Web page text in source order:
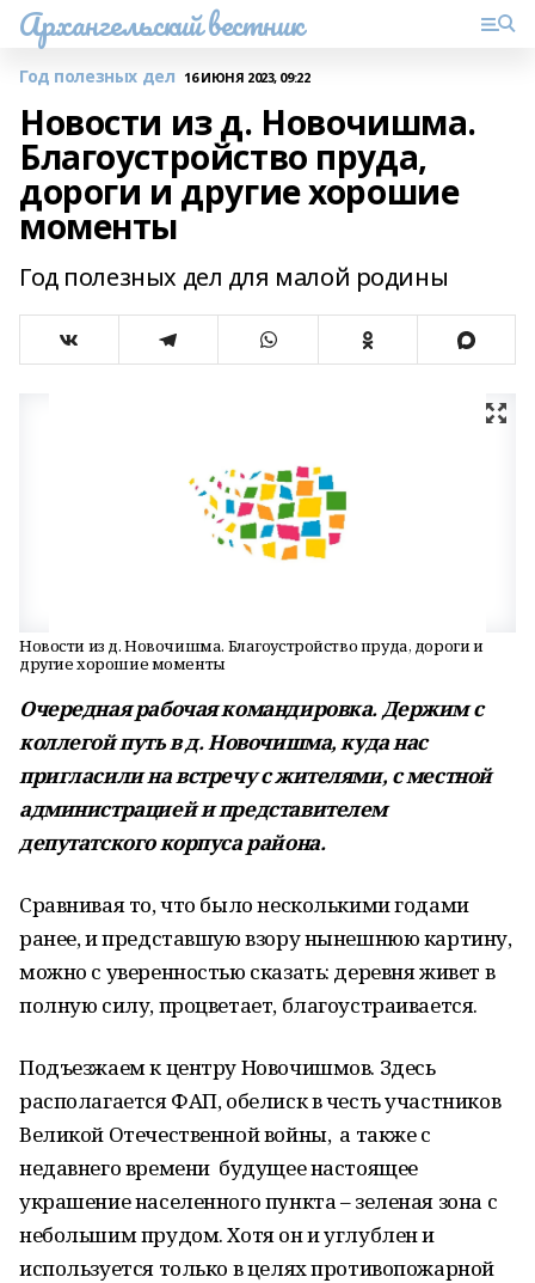
Архангельский вестник
Год полезных дел 16 ИЮНЯ 2023, 09:22
Новости из д. Новочишма.
Благоустройство пруда,
дороги и другие хорошие
моменты
Год полезных дел для малой родины
Новости из д. Новочишма. Благоустройство пруда, дороги и
другие хорошие моменты
Очередная рабочая командировка. Держим с
коллегой путь в д. Новочишма, куда нас
пригласили на встречу с жителями, с местной
администрацией и представителем
депутатского корпуса района.
Сравнивая то, что было несколькими годами
ранее, и представшую взору нынешнюю картину,
можно с уверенностью сказать: деревня живет в
полную силу, процветает, благоустраивается.
Подъезжаем к центру Новочишмов. Здесь
располагается ФАП, обелиск в честь участников
Великой Отечественной войны, а также с
недавнего времени будущее настоящее
украшение населенного пункта – зеленая зона с
небольшим прудом. Хотя он и углублен и
используется только в целях противопожарной